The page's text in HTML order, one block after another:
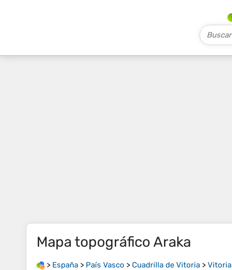
Mapa topográfico Araka
> España > País Vasco > Cuadrilla de Vitoria > Vitoria